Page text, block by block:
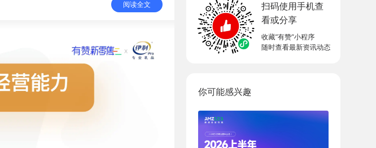
阅读全文
扫码使用手机查
看或分享
收藏“有赞”小程序
随时查看最新资讯动态
你可能感兴趣